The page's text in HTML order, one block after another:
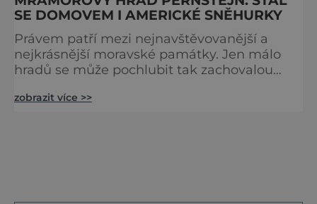
SE DOMOVEM I AMERICKÉ SNĚHURKY
Právem patří mezi nejnavštěvovanější a
nejkrásnější moravské památky. Jen málo
hradů se může pochlubit tak zachovalou
divu, že se stal také vyhledávaným cílem
zobrazit více >>